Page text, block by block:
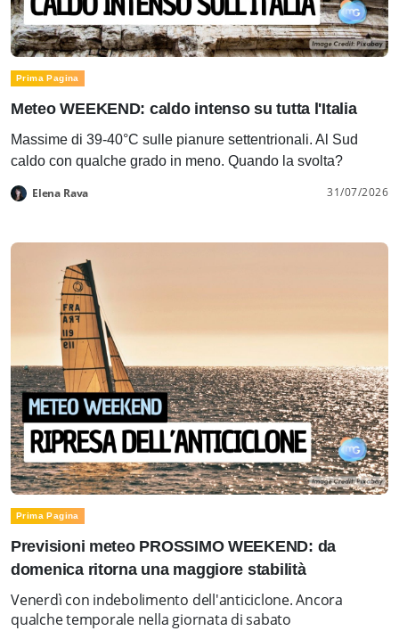
Prima Pagina
Meteo WEEKEND: caldo intenso su tutta l'Italia
Massime di 39-40°C sulle pianure settentrionali. Al Sud
caldo con qualche grado in meno. Quando la svolta?
Elena Rava 31/07/2026
Prima Pagina
Previsioni meteo PROSSIMO WEEKEND: da
domenica ritorna una maggiore stabilità
Venerdì con indebolimento dell'anticiclone. Ancora
qualche temporale nella giornata di sabato